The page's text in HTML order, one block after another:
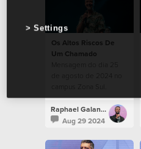
Os Altos Riscos De
Um Chamado
Mensagem do dia 25
de agosto de 2024 no
Raphael Galante
Aug 29 2024
Settings